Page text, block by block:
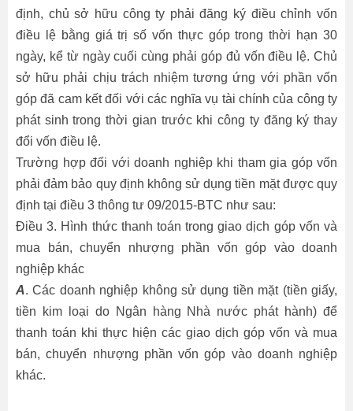
định, chủ sở hữu công ty phải đăng ký điều chỉnh vốn
điều lệ bằng giá trị số vốn thực góp trong thời hạn 30
ngày, kể từ ngày cuối cùng phải góp đủ vốn điều lệ. Chủ
sở hữu phải chịu trách nhiệm tương ứng với phần vốn
góp đã cam kết đối với các nghĩa vụ tài chính của công ty
phát sinh trong thời gian trước khi công ty đăng ký thay
đổi vốn điều lệ.
Trường hợp đối với doanh nghiệp khi tham gia góp vốn
phải đảm bảo quy định không sử dụng tiền mặt được quy
định tại điều 3 thông tư 09/2015-BTC như sau:
Điều 3. Hình thức thanh toán trong giao dịch góp vốn và
mua bán, chuyển nhượng phần vốn góp vào doanh
nghiệp khác
A. Các doanh nghiệp không sử dụng tiền mặt (tiền giấy,
tiền kim loại do Ngân hàng Nhà nước phát hành) để
thanh toán khi thực hiện các giao dịch góp vốn và mua
bán, chuyển nhượng phần vốn góp vào doanh nghiệp
khác.